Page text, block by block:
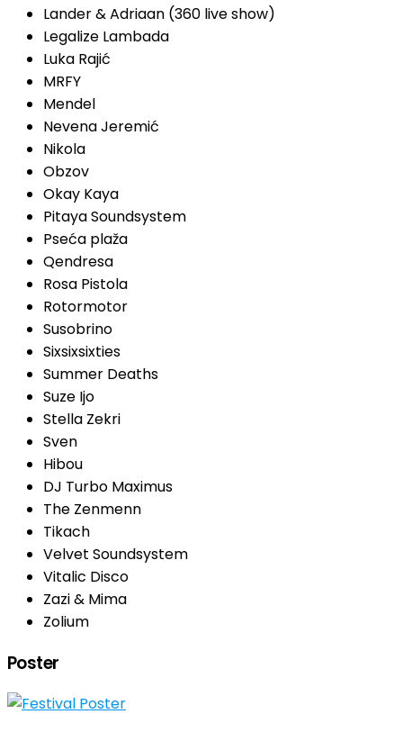
Lander & Adriaan (360 live show)
Legalize Lambada
Luka Rajić
MRFY
Mendel
Nevena Jeremić
Nikola
Obzov
Okay Kaya
Pitaya Soundsystem
Pseća plaža
Qendresa
Rosa Pistola
Rotormotor
Susobrino
Sixsixsixties
Summer Deaths
Suze Ijo
Stella Zekri
Sven
Hibou
DJ Turbo Maximus
The Zenmenn
Tikach
Velvet Soundsystem
Vitalic Disco
Zazi & Mima
Zolium
Poster